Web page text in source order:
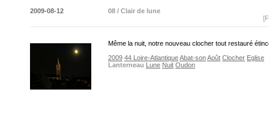
2009-08-12
08 / Clair de lune
Même la nuit, notre nouveau clocher tout restauré
2009 44 Loire-AtlantiqueAbat-sonAoût Clocher Eglise
Lanterneau Lune Nuit Oudon